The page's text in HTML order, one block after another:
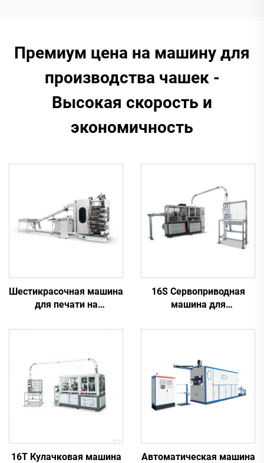
Премиум цена на машину для
производства чашек -
Высокая скорость и
экономичность
Шестикрасочная машина
для печати на
стаканчиках
16S Сервоприводная
машина для
стаканчиков
16T Кулачковая машина
Автоматическая машина